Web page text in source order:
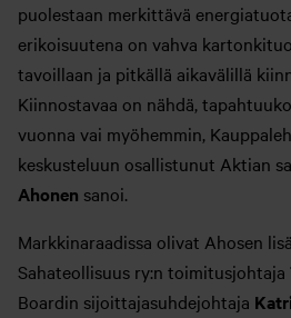
puolestaan merkittävä
erikoisuutena on vahva
tavoillaan ja pitkällä aikavälillä
Kiinnostavaa on nähdä,
vuonna vai myöhemmin,
keskusteluun osallistunut Aktian
Ahonen sanoi.
Markkinaraadissa olivat Ahosen
Sahateollisuus ry:n toimitusjohtaja
Boardin sijoittajasuhdejohtaja